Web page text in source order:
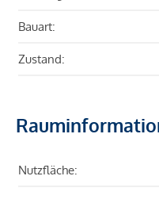
Bauart:
Zustand:
Nutzfläche: